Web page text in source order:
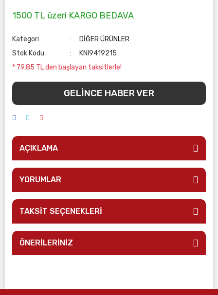
1500 TL üzeri KARGO BEDAVA
Kategori
DİĞER ÜRÜNLER
Stok Kodu
KNI9419215
* 79,85 TL den başlayan taksitlerle!
GELİNCE HABER VER
AÇIKLAMA
YORUMLAR
TAKSİT SEÇENEKLERİ
ÖNERİLERİNİZ